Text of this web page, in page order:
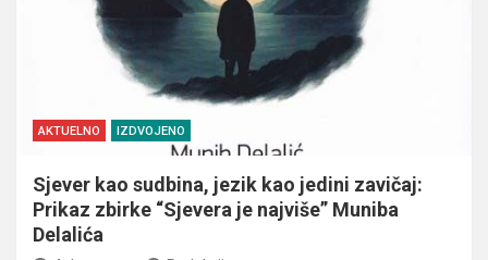
AKTUELNO IZDVOJENO
Sjever kao sudbina, jezik kao jedini zavičaj:
Prikaz zbirke “Sjevera je najviše” Muniba
Delalića